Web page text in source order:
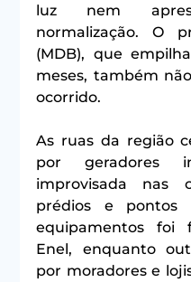
luz nem
normalização. O
(MDB), que
meses, também
ocorrido.
As ruas da região
por geradores
improvisada nas
prédios e pontos
equipamentos foi
Enel, enquanto
por moradores e